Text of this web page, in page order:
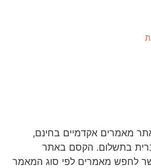
מאמרים אקדמיים בחינם,
בתשלום. הקסם באתר
לחפש מאמרים לפי סוג המאמר